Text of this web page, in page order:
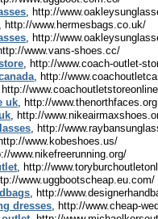
, http://
, http://www.hermesbags.co.uk/
, http://
http://www.vans-shoes.cc/
, http://www.coach-outlet-
, http://
, http://
uk , http://
, http://
, http://
http://www.kobeshoes.us/
www.nikefreerunning.org/
, http://
www.uggbootscheap.eu.com/
, http://
dresses , http://www.cheap-